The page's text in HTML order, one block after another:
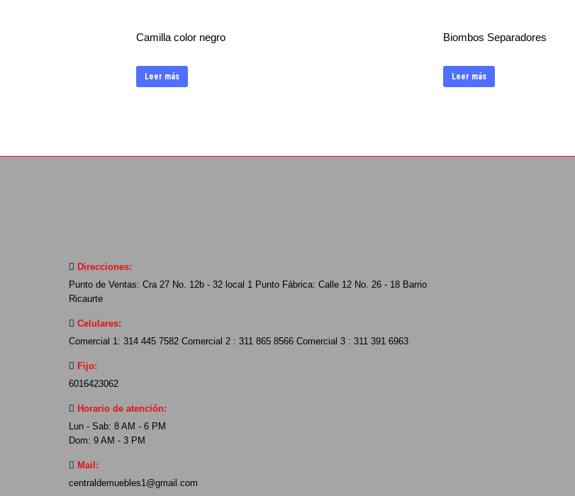
Camilla color negro
Leer más
Biombos Separadores
Leer más
Direcciones:
Punto de Ventas: Cra 27 No. 12b - 32 local 1 Punto Fábrica: Calle 12 No. 26 - 18 Barrio
Ricaurte
Celulares:
Comercial 1: 314 445 7582 Comercial 2 : 311 865 8566 Comercial 3 : 311 391 6963
Fijo:
6016423062
Horario de atención:
Lun - Sab: 8 AM - 6 PM
Dom: 9 AM - 3 PM
Mail:
centraldemuebles1@gmail.com